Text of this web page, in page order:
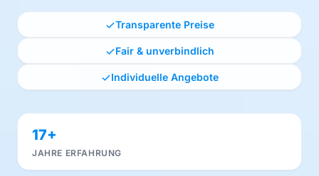
Transparente Preise
Fair & unverbindlich
Individuelle Angebote
17+
JAHRE ERFAHRUNG